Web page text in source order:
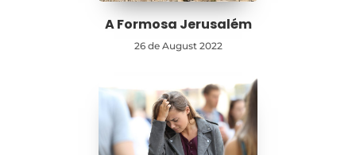
A Formosa Jerusalém
26 de August 2022